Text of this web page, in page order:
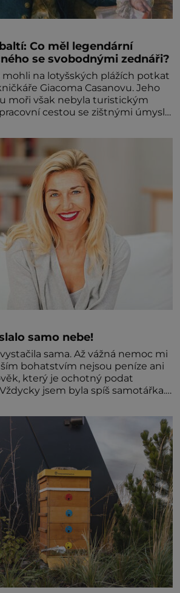
Co měl legendární
se svobodnými zednáři?
mohli na lotyšských plážích potkat
Giacoma Casanovu. Jeho
moři však nebyla turistickým
cestou se zištnými úmysly.
lotyšské Rigy? Casanova v Pobaltí
zednářské lóže. Nebyl v této
protože do zednářské
samo nebe!
sama. Až vážná nemoc mi
bohatstvím nejsou peníze ani
který je ochotný podat
jsem byla spíš samotářka.
mi knihy, práce a hlavně klid.
odešla z rodného města,